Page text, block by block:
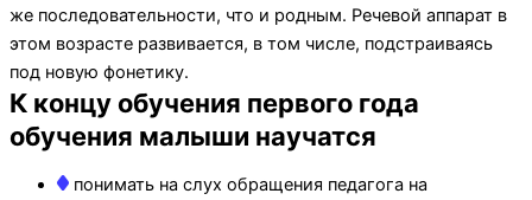
же последовательности, что и родным. Речевой аппарат в
этом возрасте развивается, в том числе, подстраиваясь
под новую фонетику.
К концу обучения первого года
обучения малыши научатся
понимать на слух обращения педагога на